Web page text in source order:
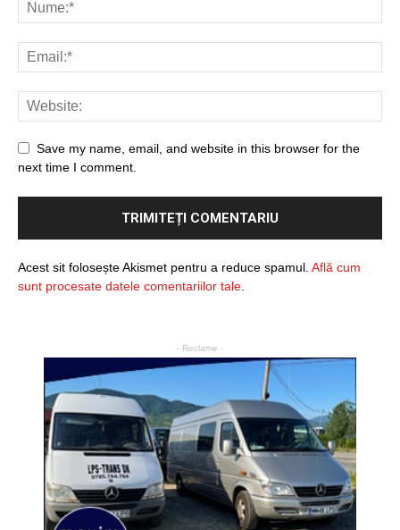
Save my name, email, and website in this browser for the
next time I comment.
Acest sit folosește Akismet pentru a reduce spamul. Află cum
sunt procesate datele comentariilor tale
- Reclame -